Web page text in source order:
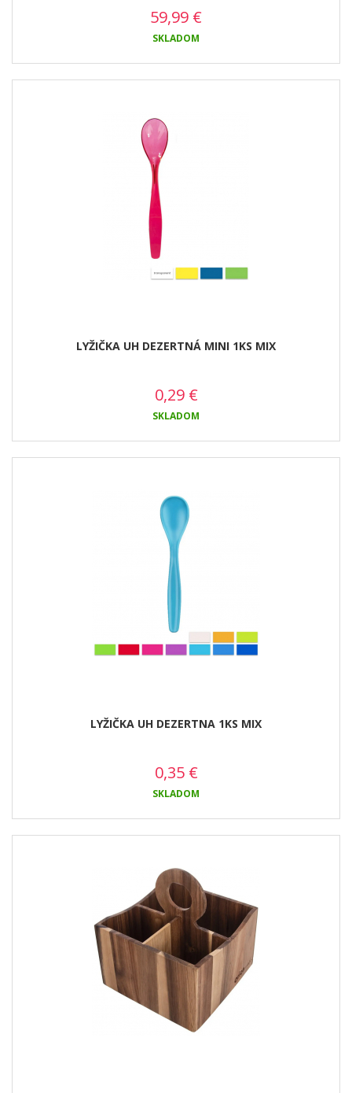
59,99 €
SKLADOM
LYŽIČKA UH DEZERTNÁ MINI 1KS MIX
0,29 €
SKLADOM
LYŽIČKA UH DEZERTNA 1KS MIX
0,35 €
SKLADOM